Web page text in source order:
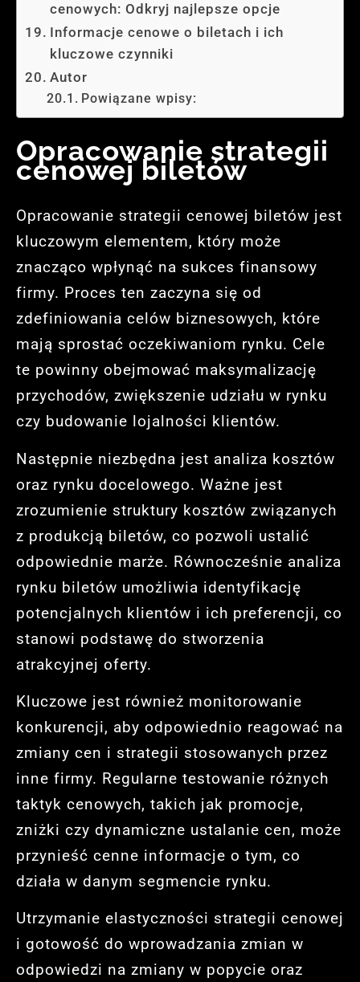
cenowych: Odkryj najlepsze opcje
Informacje cenowe o biletach i ich
kluczowe czynniki
Autor
Powiązane wpisy:
Opracowanie strategii
cenowej biletów
Opracowanie strategii cenowej biletów jest
kluczowym elementem, który może
znacząco wpłynąć na sukces finansowy
firmy. Proces ten zaczyna się od
zdefiniowania celów biznesowych, które
mają sprostać oczekiwaniom rynku. Cele
te powinny obejmować maksymalizację
przychodów, zwiększenie udziału w rynku
czy budowanie lojalności klientów.
Następnie niezbędna jest analiza kosztów
oraz rynku docelowego. Ważne jest
zrozumienie struktury kosztów związanych
z produkcją biletów, co pozwoli ustalić
odpowiednie marże. Równocześnie analiza
rynku biletów umożliwia identyfikację
potencjalnych klientów i ich preferencji, co
stanowi podstawę do stworzenia
atrakcyjnej oferty.
Kluczowe jest również monitorowanie
konkurencji, aby odpowiednio reagować na
zmiany cen i strategii stosowanych przez
inne firmy. Regularne testowanie różnych
taktyk cenowych, takich jak promocje,
zniżki czy dynamiczne ustalanie cen, może
przynieść cenne informacje o tym, co
działa w danym segmencie rynku.
Utrzymanie elastyczności strategii cenowej
i gotowość do wprowadzania zmian w
odpowiedzi na zmiany w popycie oraz